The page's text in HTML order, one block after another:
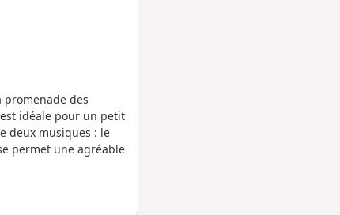
des
idéale pour un petit
deux musiques : le
permet une agréable